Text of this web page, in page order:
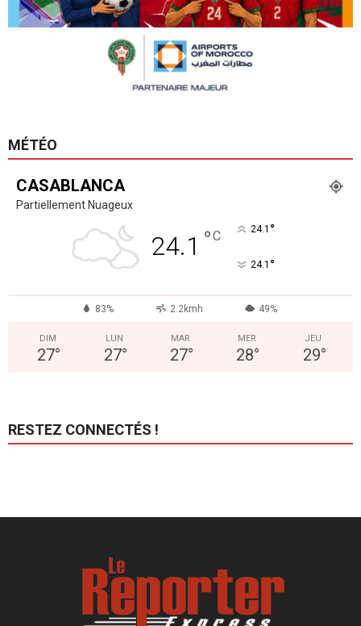
MÉTÉO
CASABLANCA
Partiellement Nuageux
24.1 °C 24.1 °
24.1 °
83% 2.2kmh 49%
DIM
27°
LUN
27°
MAR
27°
MER
28°
JEU
29°
RESTEZ CONNECTÉS !